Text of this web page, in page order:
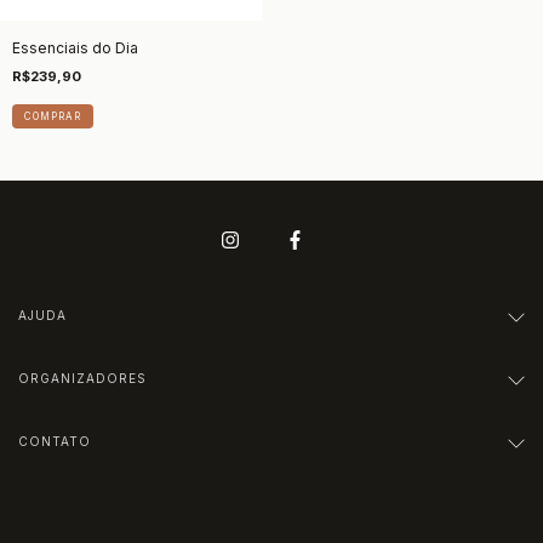
Essenciais do Dia
R$239,90
AJUDA
ORGANIZADORES
CONTATO